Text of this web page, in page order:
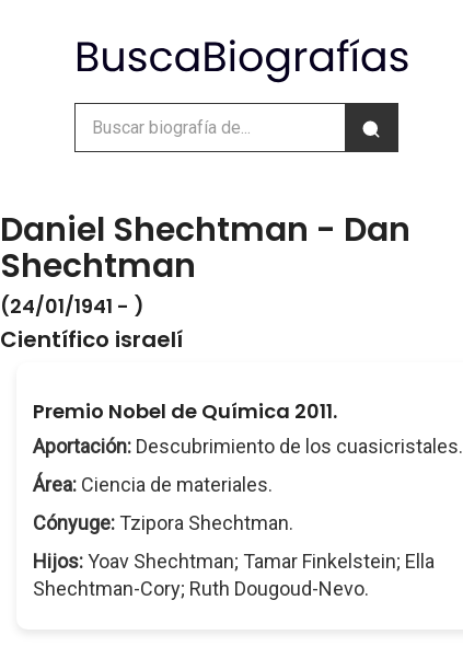
Daniel Shechtman - Dan
Shechtman
(24/01/1941 - )
Científico israelí
Premio Nobel de Química 2011.
Aportación: Descubrimiento de los cuasicristales.
Área: Ciencia de materiales.
Cónyuge: Tzipora Shechtman.
Hijos:Yoav Shechtman; Tamar Finkelstein; Ella
Shechtman-Cory; Ruth Dougoud-Nevo.